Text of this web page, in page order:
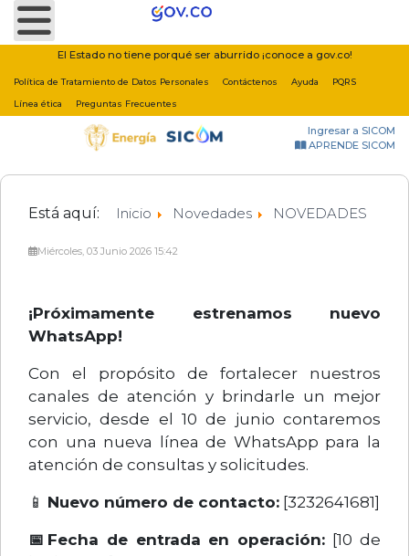
Nota:
este
web
incluye
un
accesibilidad.
El Estado no tiene porqué ser aburrido ¡conoce a gov.co!
Política de Tratamiento de Datos Personales Contáctenos Ayuda PQRS
Línea ética Preguntas Frecuentes
Ingresar a SICOM
APRENDE SICOM
Está aquí: Inicio Novedades NOVEDADES
Miércoles, 03 Junio 2026 15:42
¡Próximamente estrenamos nuevo
WhatsApp!
Con el propósito de fortalecer nuestros
canales de atención y brindarle un mejor
servicio, desde el 10 de junio contaremos
con una nueva línea de WhatsApp para la
atención de consultas y solicitudes.
📱 Nuevo número de contacto: [3232641681]
📅 Fecha de entrada en operación: [10 de